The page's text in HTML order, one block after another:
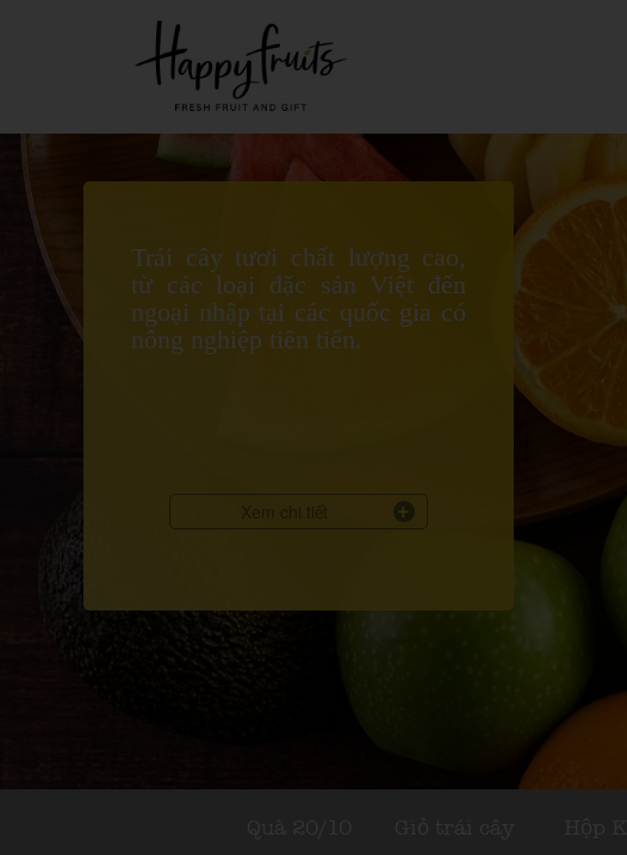
Trái cây tươi chất lượng cao,
từ các loại đặc sản Việt đến
ngoại nhập tại các quốc gia có
nông nghiệp tiên tiến.
Xem chi tiết